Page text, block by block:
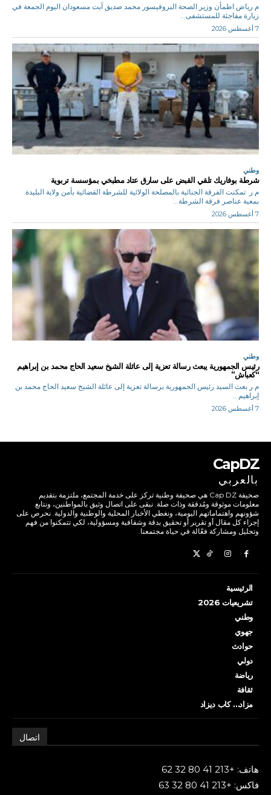
م.رياض اطمأن وزير الصحة البروفيسور محمد صديق آيت مسعودان اليوم الجمعة في
زيارة مفاجئة للمستشفى...
7 أغسطس 2026
وطني
شرطة بوفاريك تلقي القبض على سارق عتاد مطبخي بمؤسسة تربوية
م.ر تمكنت الفرقة الجنائية بالمصلحة الولائية للشرطة القضائية بأمن ولاية البليدة
بمعية عناصر فرقة الشرطة...
7 أغسطس 2026
وطني
رئيس الجمهورية يبعث رسالة تعزية إلى عائلة الشيخ سعيد الحاج محمد بن إبراهيم
“كعباش”
م.ر بعث السيد رئيس الجمهورية برسالة تعزية إلى عائلة الشيخ سعيد الحاج محمد بن
إبراهيم...
7 أغسطس 2026
CapDZ
بالعربي
صحيفة Cap DZ هي صحيفة وطنية تركز على خدمة المجتمع، ملتزمة بتقديم
معلومات موثوقة ومُدققة وذات صلة. نبقى على اتصال وثيق بالمواطنين، ونتابع
شؤونهم واهتماماتهم اليومية، ونغطي الأخبار المحلية والوطنية والدولية. نحرص على
إجراء كل مقال أو تقرير أو تحقيق بدقة وشفافية ومسؤولية، لكي تتمكنوا من فهم
وتحليل ومشاركة فعّالة في حياة مجتمعنا.
الرئيسية
تشريعيات 2026
وطني
جهوي
حوادث
دولي
رياضة
ثقافة
مزاد… كاب ديزاد
اتصال
هاتف: +213 41 80 32 62
فاكس: +213 41 80 32 63